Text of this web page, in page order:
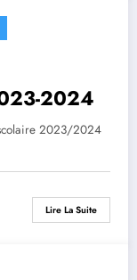
2024
2023/2024
Lire La Suite